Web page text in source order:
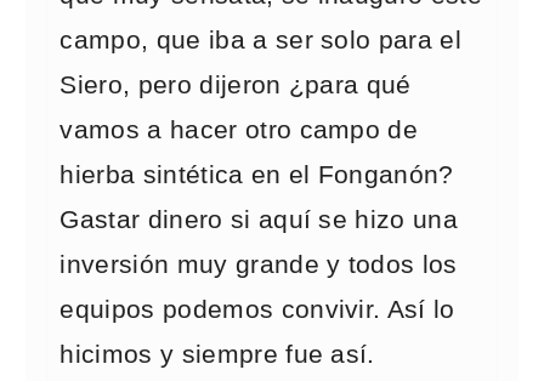
campo, que iba a ser solo para el
Siero, pero dijeron ¿para qué
vamos a hacer otro campo de
hierba sintética en el Fonganón?
Gastar dinero si aquí se hizo una
inversión muy grande y todos los
equipos podemos convivir. Así lo
hicimos y siempre fue así.